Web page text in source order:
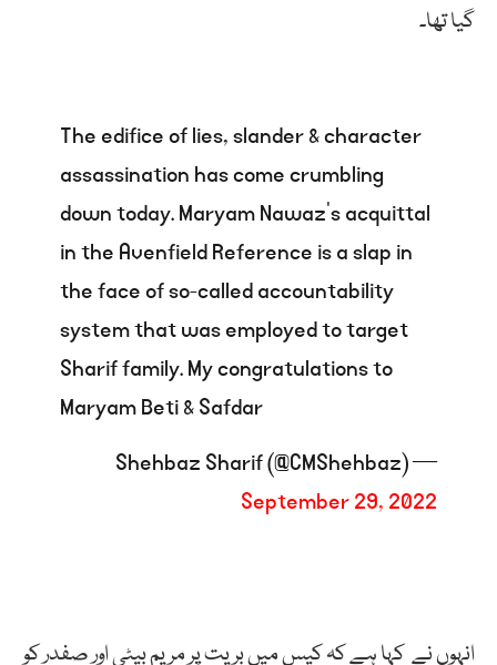
گیا تھا۔
The edifice of lies, slander & character
assassination has come crumbling
down today. Maryam Nawaz’s acquittal
in the Avenfield Reference is a slap in
the face of so-called accountability
system that was employed to target
Sharif family. My congratulations to
Maryam Beti & Safdar
— Shehbaz Sharif (@CMShehbaz)
September 29, 2022
انہوں نے کہا ہے کہ کیس میں بریت پر مریم بیٹی اور صفدر کو